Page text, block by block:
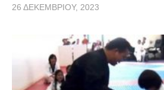
26 ΔΕΚΕΜΒΡΊΟΥ, 2023